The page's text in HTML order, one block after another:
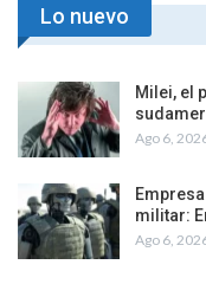
Lo nuevo
Milei, el
Ago 6,
militar:
Ago 6,